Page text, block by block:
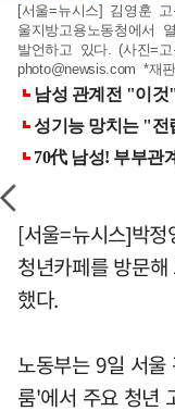
[서울=뉴시스] 김영훈
울지방고용노동청에서
발언하고 있다. (사진=
photo@newsis.com *재
[서울=뉴시스]박
청년카페를 방문
했다.
노동부는 9일 서울
룸'에서 주요 청년